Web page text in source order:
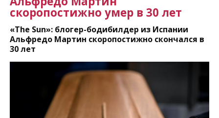
скоропостижно умер в 30 лет
«The Sun»: блогер-бодибилдер из Испании
Альфредо Мартин скоропостижно скончался в
30 лет